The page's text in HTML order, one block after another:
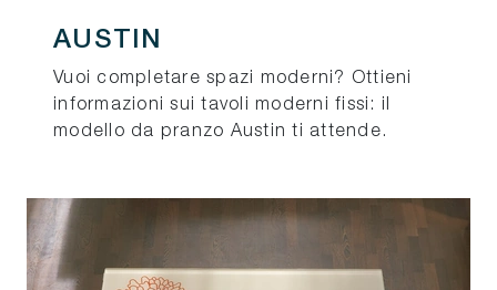
AUSTIN
Vuoi completare spazi moderni? Ottieni
informazioni sui tavoli moderni fissi: il
modello da pranzo Austin ti attende.